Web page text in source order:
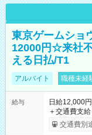
東京ゲームショ
12000円☆来社
える日払/T1
アルバイト 職種未経
給与
日給12,000
＋交通費支給 ★交通費一部支給 ┗1日500円を超えた分は全額支
給！ ※往復500
（規定あり
交通費別